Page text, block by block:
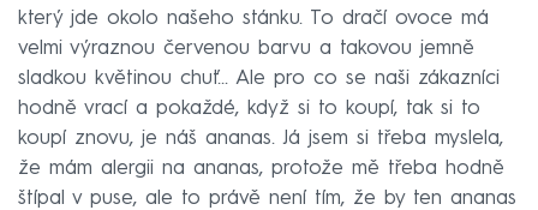
který jde okolo našeho stánku. To dračí ovoce má
velmi výraznou červenou barvu a takovou jemně
sladkou květinou chuť... Ale pro co se naši zákazníci
hodně vrací a pokaždé, když si to koupí, tak si to
koupí znovu, je náš ananas. Já jsem si třeba myslela,
že mám alergii na ananas, protože mě třeba hodně
štípal v puse, ale to právě není tím, že by ten ananas